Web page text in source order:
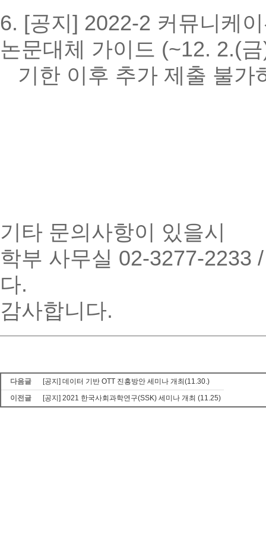
6. [공지] 2022-2 커뮤니케
논문대체 가이드 (~12. 2.(
기한 이후 추가 제출 불가
기타 문의사항이 있을시
학부 사무실 02-3277-2233
다.
감사합니다.
다음글
[공지] 데이터 기반 OTT 진흥방안 세미나 개최(11.30.)
이전글
[공지] 2021 한국사회과학연구(SSK) 세미나 개최 (11.25)